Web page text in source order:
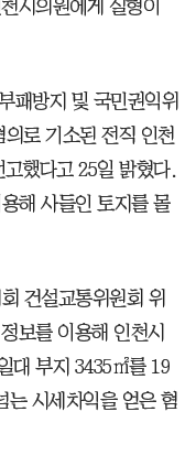
시의원에게 실형이
패방지 및 국민권익위
로 기소된 전직 인천
했다고 25일 밝혔다.
해 사들인 토지를 몰
건설교통위원회 위
보를 이용해 인천시
대 부지 3435㎡를 19
는 시세차익을 얻은 혐